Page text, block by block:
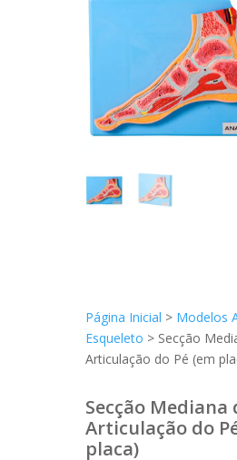
Página Inicial > Modelos
Esqueleto > Secção
Articulação do Pé (em
Secção Mediana
Articulação do
placa)